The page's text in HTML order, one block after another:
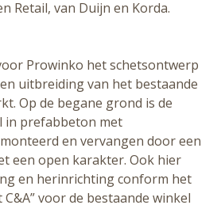
Retail, van Duijn en Korda.
Prowinko het schetsontwerp
uitbreiding van het bestaande
Op de begane grond is de
in prefabbeton met
en vervangen door een
een open karakter. Ook hier
en herinrichting conform het
voor de bestaande winkel